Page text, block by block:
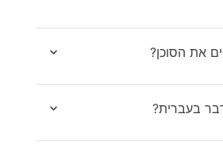
את הסוכן?
בעברית?